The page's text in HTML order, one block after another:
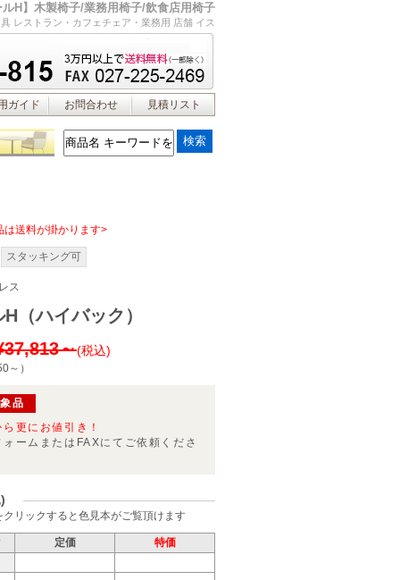
ルH】木製椅子/業務用椅子/飲食店用椅子
レストラン・カフェチェア・業務用 店舗 イス
ガイド お問合わせ 見積リスト
は送料が掛かります>
スタッキング可
ス
（ハイバック）
～(税込)
～ ）
品
更にお値引き！
ームまたはFAXにてご依頼くださ
クリックすると色見本がご覧頂けます
定価
特価